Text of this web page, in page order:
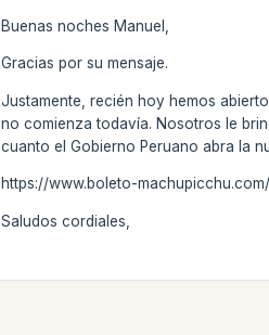
Buenas noches Manuel,
Gracias por su mensaje.
Justamente, recién hoy hemos
no comienza todavía. Nosotros le
cuanto el Gobierno Peruano abra la
https://www.boleto-
Saludos cordiales,